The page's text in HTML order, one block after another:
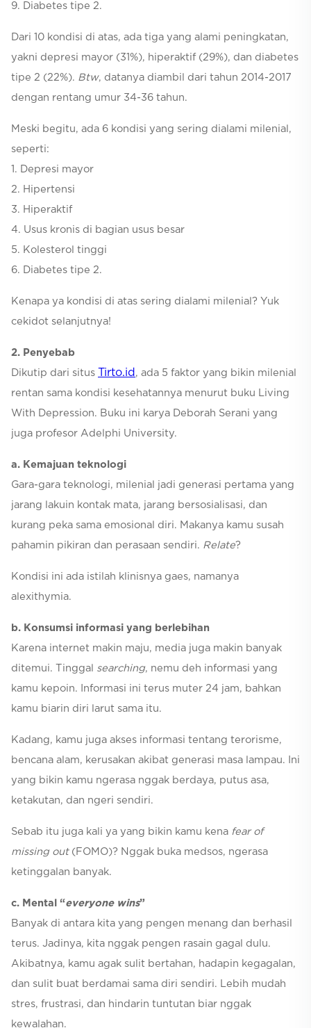
9. Diabetes tipe 2.
Dari 10 kondisi di atas, ada tiga yang alami peningkatan,
yakni depresi mayor (31%), hiperaktif (29%), dan diabetes
tipe 2 (22%). Btw, datanya diambil dari tahun 2014-2017
dengan rentang umur 34-36 tahun.
Meski begitu, ada 6 kondisi yang sering dialami milenial,
seperti:
1. Depresi mayor
2. Hipertensi
3. Hiperaktif
4. Usus kronis di bagian usus besar
5. Kolesterol tinggi
6. Diabetes tipe 2.
Kenapa ya kondisi di atas sering dialami milenial? Yuk
cekidot selanjutnya!
2. Penyebab
Dikutip dari situs Tirto.id , ada 5 faktor yang bikin milenial
rentan sama kondisi kesehatannya menurut buku Living
With Depression. Buku ini karya Deborah Serani yang
juga profesor Adelphi University.
a. Kemajuan teknologi
Gara-gara teknologi, milenial jadi generasi pertama yang
jarang lakuin kontak mata, jarang bersosialisasi, dan
kurang peka sama emosional diri. Makanya kamu susah
pahamin pikiran dan perasaan sendiri. Relate?
Kondisi ini ada istilah klinisnya gaes, namanya
alexithymia.
b. Konsumsi informasi yang berlebihan
Karena internet makin maju, media juga makin banyak
ditemui. Tinggal searching, nemu deh informasi yang
kamu kepoin. Informasi ini terus muter 24 jam, bahkan
kamu biarin diri larut sama itu.
Kadang, kamu juga akses informasi tentang terorisme,
bencana alam, kerusakan akibat generasi masa lampau. Ini
yang bikin kamu ngerasa nggak berdaya, putus asa,
ketakutan, dan ngeri sendiri.
Sebab itu juga kali ya yang bikin kamu kena fear of
missing out(FOMO)? Nggak buka medsos, ngerasa
ketinggalan banyak.
c. Mental “everyone wins”
Banyak di antara kita yang pengen menang dan berhasil
terus. Jadinya, kita nggak pengen rasain gagal dulu.
Akibatnya, kamu agak sulit bertahan, hadapin kegagalan,
dan sulit buat berdamai sama diri sendiri. Lebih mudah
stres, frustrasi, dan hindarin tuntutan biar nggak
kewalahan.